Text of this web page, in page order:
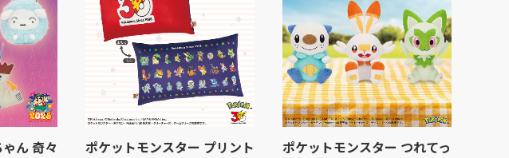
ん 奇々
ポケットモンスター プリント
ポケットモンスター つれてっ